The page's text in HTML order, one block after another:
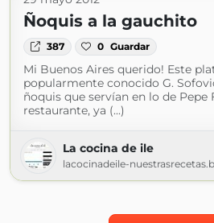
Ñoquis a la gauchito
387 0 Guardar
Mi Buenos Aires querido! Este
popularmente conocido G.
ñoquis que servían en lo de Pepe
restaurante, ya (...)
La cocina de ile
lacocinadeile-